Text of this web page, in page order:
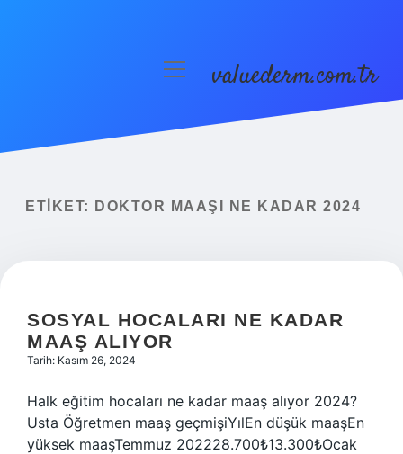
Yasal Uyarı
menüyüvaluederm.com.tr
ETIKET: DOKTOR MAAŞI NE KADAR 2024
SOSYAL HOCALARI NE KADAR
MAAŞ ALIYOR
Tarih: Kasım 26, 2024
Halk eğitim hocaları ne kadar maaş alıyor 2024?
Usta Öğretmen maaş geçmişiYılEn düşük maaşEn
yüksek maaşTemmuz 202228.700₺13.300₺Ocak